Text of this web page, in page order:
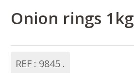
Onion rings 1kg
REF : 9845